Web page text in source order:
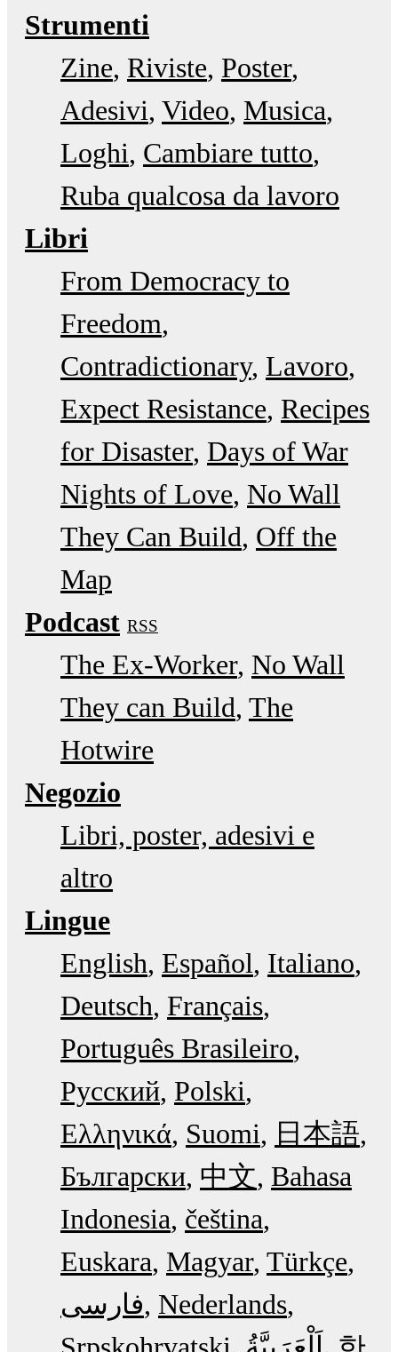
Strumenti
Zine Riviste Poster
Adesivi Video Musica
Loghi Cambiare tutto
Ruba qualcosa da lavoro
Libri
From Democracy to
Freedom
Contradictionary Lavoro
Expect Resistance Recipes
for Disaster Days of War
Nights of Love No Wall
They Can Build Off the
Map
Podcast RSS
The Ex-Worker No Wall
They can Build The
Hotwire
Negozio
Libri, poster, adesivi e
altro
Lingue
English Español Italiano
Deutsch Français
Português Brasileiro
Русский Polski
Ελληνικά Suomi
日本語
Български 中文 Bahasa
Indonesia čeština
Euskara Magyar Türkçe
فارسی Nederlands